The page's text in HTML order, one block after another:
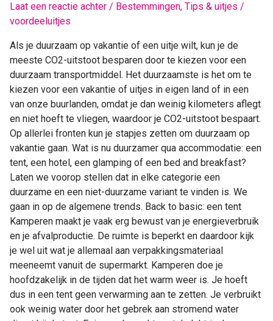
Laat een reactie achter / Bestemmingen, Tips & uitjes /
voordeeluitjes
Als je duurzaam op vakantie of een uitje wilt, kun je de
meeste CO2-uitstoot besparen door te kiezen voor een
duurzaam transportmiddel. Het duurzaamste is het om te
kiezen voor een vakantie of uitjes in eigen land of in een
van onze buurlanden, omdat je dan weinig kilometers aflegt
en niet hoeft te vliegen, waardoor je CO2-uitstoot bespaart.
Op allerlei fronten kun je stapjes zetten om duurzaam op
vakantie gaan. Wat is nu duurzamer qua accommodatie: een
tent, een hotel, een glamping of een bed and breakfast?
Laten we voorop stellen dat in elke categorie een
duurzame en een niet-duurzame variant te vinden is. We
gaan in op de algemene trends. Back to basic: een tent
Kamperen maakt je vaak erg bewust van je energieverbruik
en je afvalproductie. De ruimte is beperkt en daardoor kijk
je wel uit wat je allemaal aan verpakkingsmateriaal
meeneemt vanuit de supermarkt. Kamperen doe je
hoofdzakelijk in de tijden dat het warm weer is. Je hoeft
dus in een tent geen verwarming aan te zetten. Je verbruikt
ook weinig water door het gebrek aan stromend water